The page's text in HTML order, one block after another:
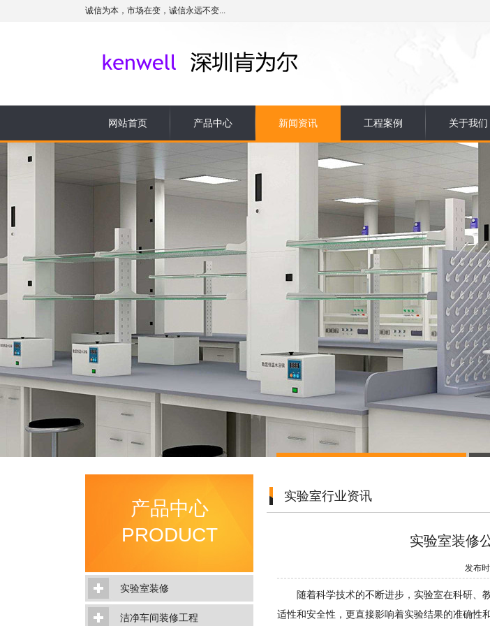
诚信为本，市场在变，诚信永远不变...
网站首页 产品中心 新闻资讯 工程案例 关于我们
产品中心
PRODUCT
实验室装修
洁净车间装修工程
实验室行业资讯
实验室装修
发布
随着科学技术的不断进步，实验室在科研、
适性和安全性，更直接影响着实验结果的准确性